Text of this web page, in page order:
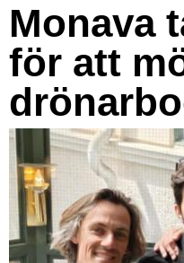
Monava
för att